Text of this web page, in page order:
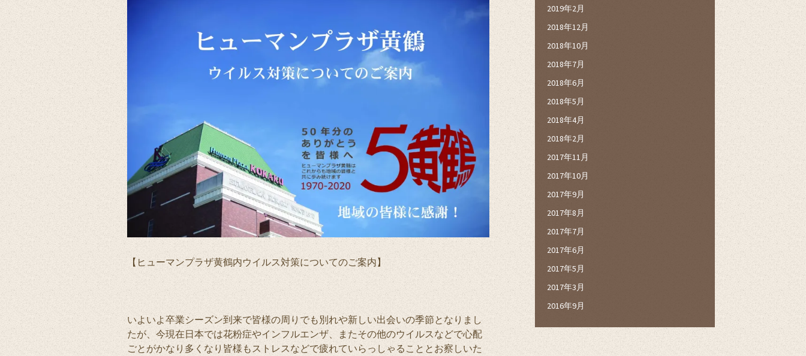
【ヒューマンプラザ黄鶴内ウイルス対策についてのご案内】
いよいよ卒業シーズン到来で皆様の周りでも別れや新しい出会いの季節となりまし
たが、今現在日本では花粉症やインフルエンザ、またその他のウイルスなどで心配
ごとがかなり多くなり皆様もストレスなどで疲れていらっしゃることとお察しいた
2019年2月
2018年12月
2018年10月
2018年7月
2018年6月
2018年5月
2018年4月
2018年2月
2017年11月
2017年10月
2017年9月
2017年8月
2017年7月
2017年6月
2017年5月
2017年3月
2016年9月